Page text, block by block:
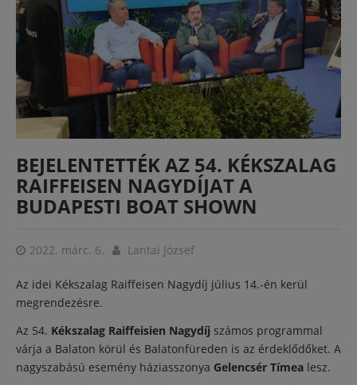
BEJELENTETTÉK AZ 54. KÉKSZALAG
RAIFFEISEN NAGYDÍJAT A
BUDAPESTI BOAT SHOWN
2022. márc. 6. Lantai József
Az idei Kékszalag Raiffeisen Nagydíj július 14.-én kerül
megrendezésre.
Az 54. Kékszalag Raiffeisien Nagydíj számos programmal
várja a Balaton körül és Balatonfüreden is az érdeklődőket. A
nagyszabású esemény háziasszonya Gelencsér Tímea lesz.